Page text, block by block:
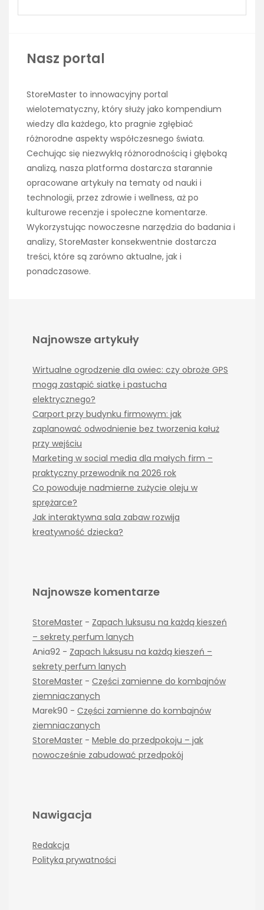
Nasz portal
StoreMaster to innowacyjny portal
wielotematyczny, który służy jako kompendium
wiedzy dla każdego, kto pragnie zgłębiać
różnorodne aspekty współczesnego świata.
Cechując się niezwykłą różnorodnością i głęboką
analizą, nasza platforma dostarcza starannie
opracowane artykuły na tematy od nauki i
technologii, przez zdrowie i wellness, aż po
kulturowe recenzje i społeczne komentarze.
Wykorzystując nowoczesne narzędzia do badania i
analizy, StoreMaster konsekwentnie dostarcza
treści, które są zarówno aktualne, jak i
ponadczasowe.
Najnowsze artykuły
Wirtualne ogrodzenie dla owiec: czy obroże GPS
mogą zastąpić siatkę i pastucha
elektrycznego?
Carport przy budynku firmowym: jak
zaplanować odwodnienie bez tworzenia kałuż
przy wejściu
Marketing w social media dla małych firm –
praktyczny przewodnik na 2026 rok
Co powoduje nadmierne zużycie oleju w
sprężarce?
Jak interaktywna sala zabaw rozwija
kreatywność dziecka?
Najnowsze komentarze
StoreMaster - Zapach luksusu na każdą kieszeń
– sekrety perfum lanych
Ania92 - Zapach luksusu na każdą kieszeń –
sekrety perfum lanych
StoreMaster - Części zamienne do kombajnów
ziemniaczanych
Marek90 - Części zamienne do kombajnów
ziemniaczanych
StoreMaster - Meble do przedpokoju – jak
nowocześnie zabudować przedpokój
Nawigacja
Redakcja
Polityka prywatności